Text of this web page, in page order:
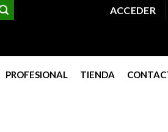
ACCEDER
PROFESIONAL TIENDA